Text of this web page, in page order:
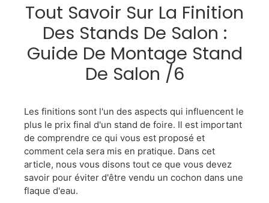
Tout Savoir Sur La Finition
Des Stands De Salon :
Guide De Montage Stand
De Salon /6
Les finitions sont l'un des aspects qui influencent le
plus le prix final d'un stand de foire. Il est important
de comprendre ce qui vous est proposé et
comment cela sera mis en pratique. Dans cet
article, nous vous disons tout ce que vous devez
savoir pour éviter d'être vendu un cochon dans une
flaque d'eau.